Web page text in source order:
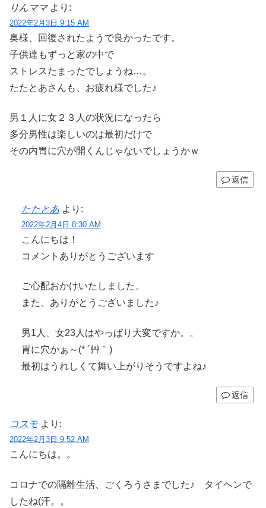
りんママ より:
2022年2月3日 9:15 AM
奥様、回復されたようで良かったです。
子供達もずっと家の中で
ストレスたまったでしょうね…。
たたとあさんも、お疲れ様でした♪
男１人に女２３人の状況になったら
多分男性は楽しいのは最初だけで
その内胃に穴が開くんじゃないでしょうかｗ
返信
たたとあ より:
2022年2月4日 8:30 AM
こんにちは！
コメントありがとうございます
ご心配おかけいたしました。
また、ありがとうございました♪
男1人、女23人はやっぱり大変ですか。。
胃に穴かぁ～(* ´艸｀)
最初はうれしくて舞い上がりそうですよね♪
返信
コスモ より:
2022年2月3日 9:52 AM
こんにちは。。
コロナでの隔離生活、ごくろうさまでした♪ タイヘンで
したね(汗。。